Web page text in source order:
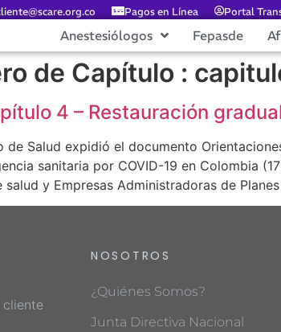
Pagos en Línea Portal
Anestesiólogos Fepasde
de Capítulo :
4 – Restauración
de Salud expidió el documento
sanitaria por COVID-19 en Colombia
salud y Empresas Administradoras de
cliente
NOSOTROS
¿Quiénes Somos?
Junta Directiva Nacional